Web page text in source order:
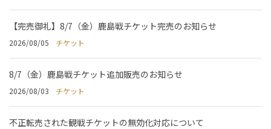
【完売御礼】8/7（金）鹿島戦チケット完売のお知らせ
2026/08/05 チケット
8/7（金）鹿島戦チケット追加販売のお知らせ
2026/08/03 チケット
不正転売された観戦チケットの無効化対応について